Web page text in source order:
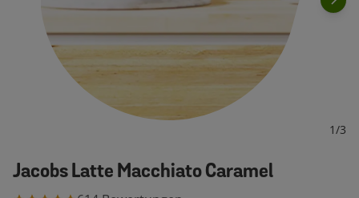
1/3
Jacobs Latte Macchiato Caramel